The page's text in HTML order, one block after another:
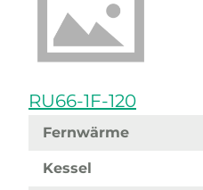
RU66-1F-120
Fernwärme
Kessel